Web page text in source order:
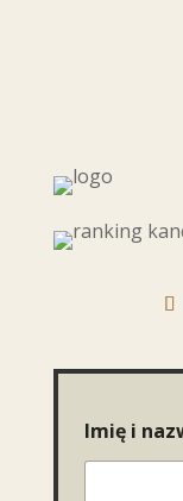
Imię i